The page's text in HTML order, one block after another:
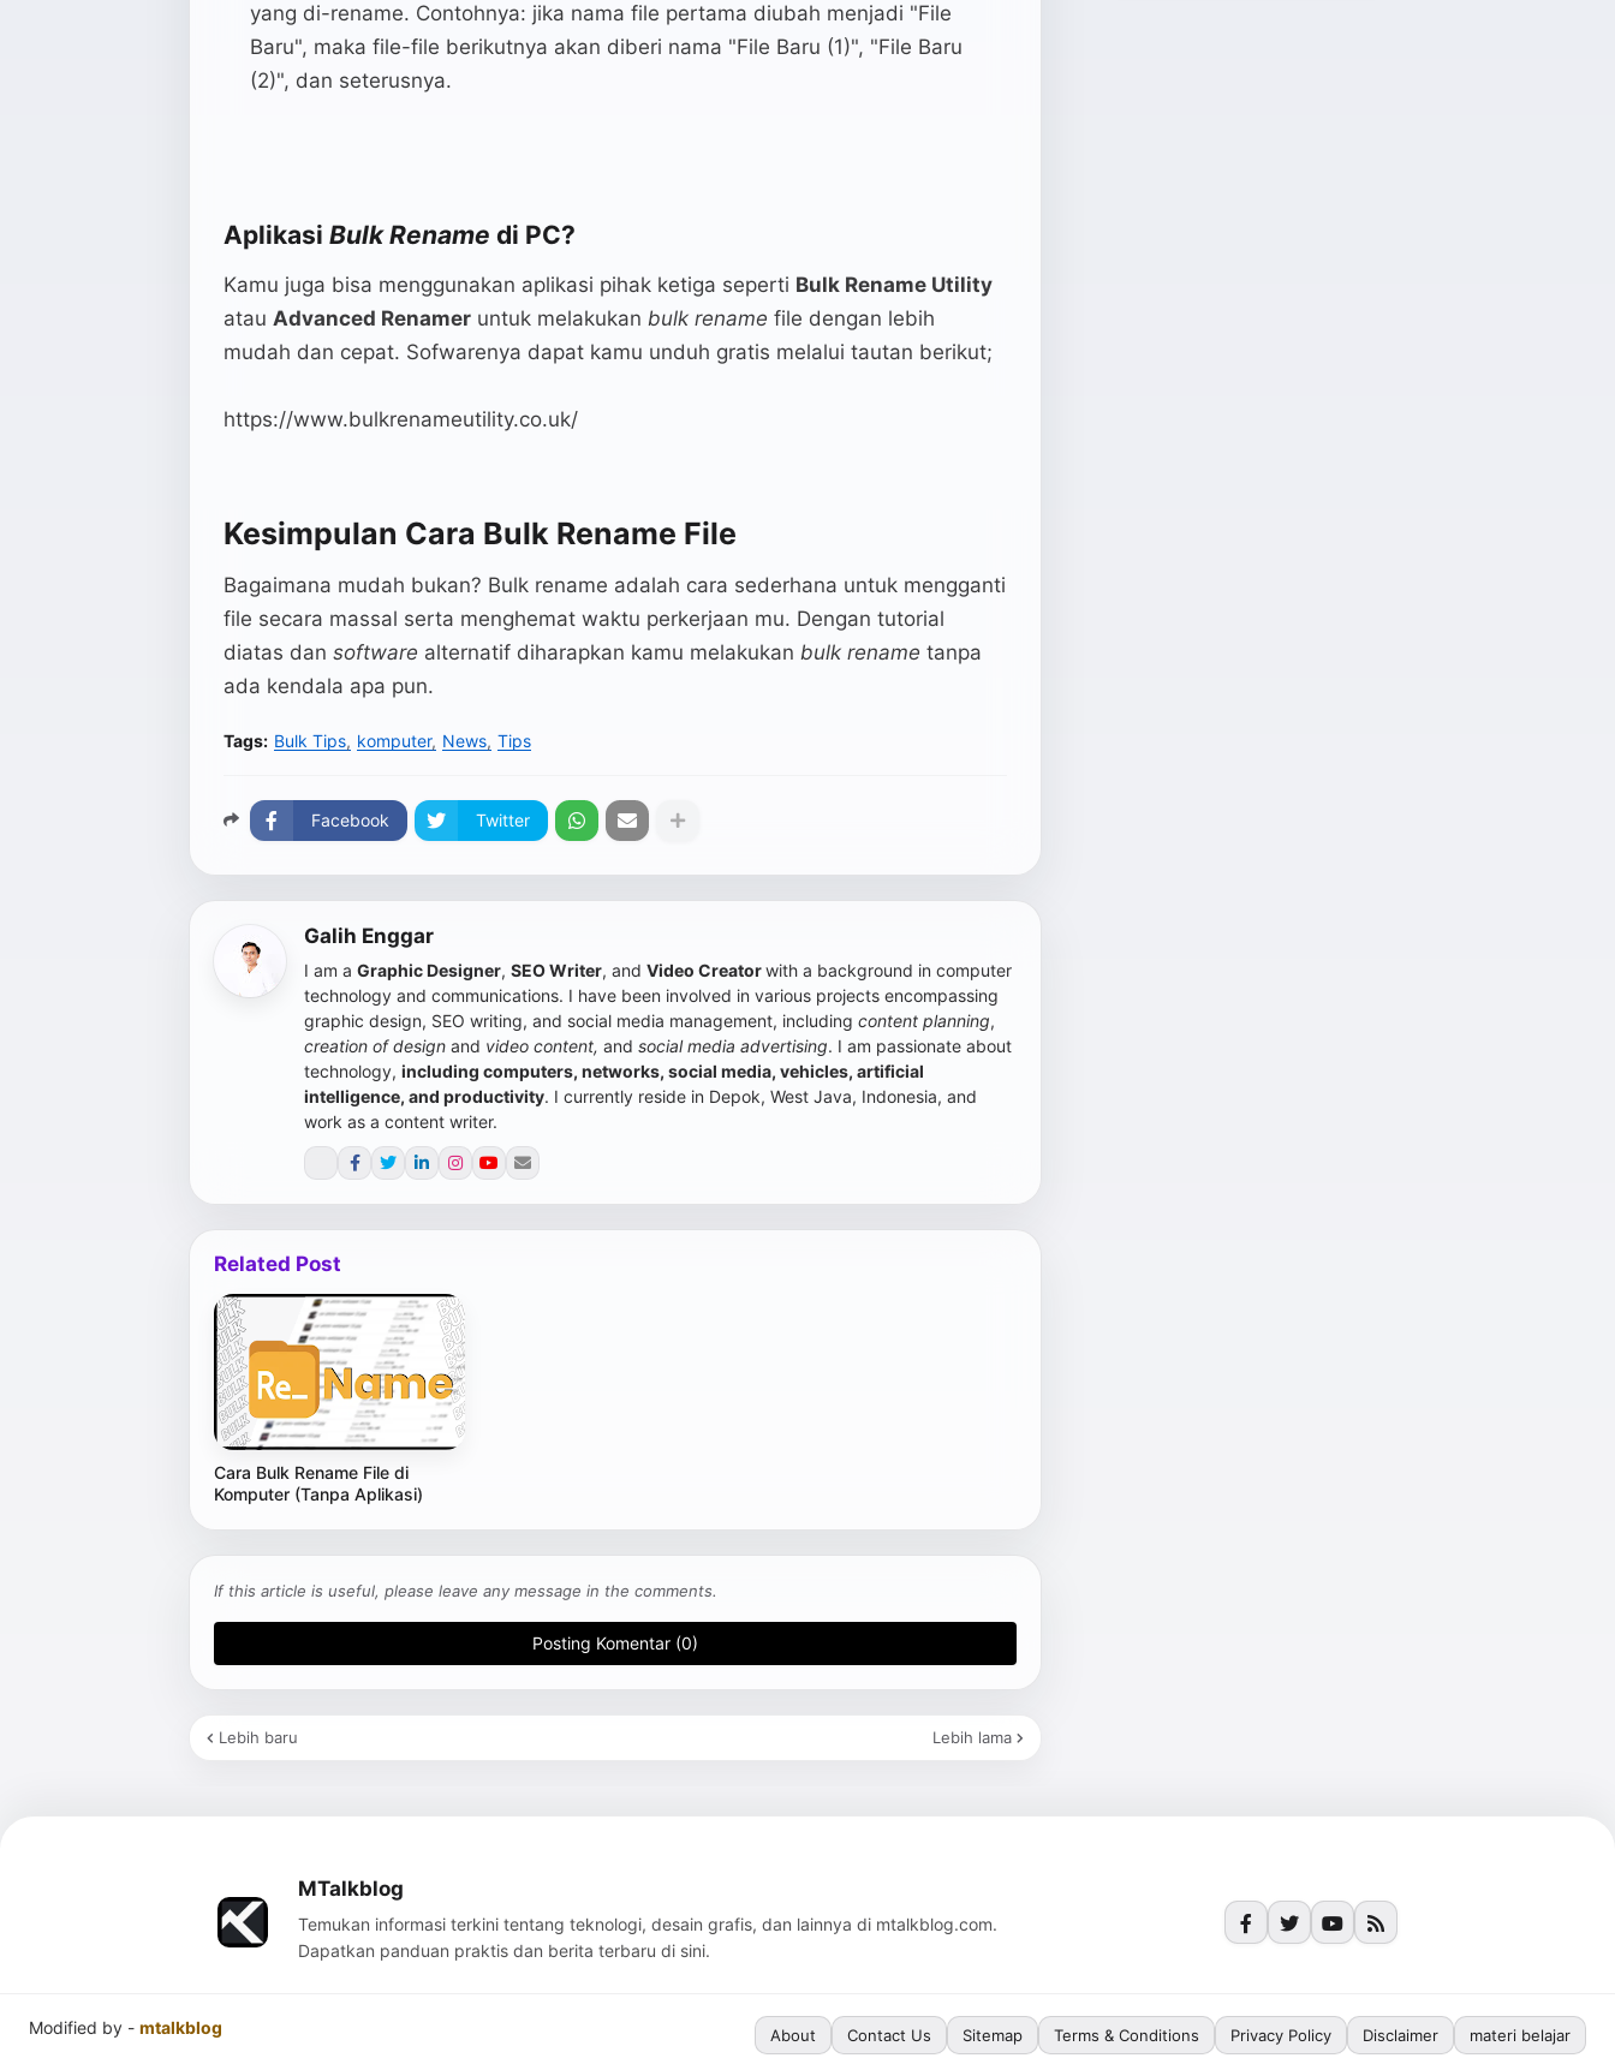
yang di-rename. Contohnya: jika nama file pertama diubah menjadi "File
Baru", maka file-file berikutnya akan diberi nama "File Baru (1)", "File Baru
(2)", dan seterusnya.
Aplikasi Bulk Rename di PC?
Kamu juga bisa menggunakan aplikasi pihak ketiga seperti Bulk Rename Utility
atau Advanced Renamer untuk melakukan bulk rename file dengan lebih
mudah dan cepat. Sofwarenya dapat kamu unduh gratis melalui tautan berikut;
https://www.bulkrenameutility.co.uk/
Kesimpulan Cara Bulk Rename File
Bagaimana mudah bukan? Bulk rename adalah cara sederhana untuk mengganti
file secara massal serta menghemat waktu perkerjaan mu. Dengan tutorial
diatas dan software alternatif diharapkan kamu melakukan bulk rename tanpa
ada kendala apa pun.
Tags: Bulk Tips komputer News Tips
Facebook Twitter
Galih Enggar
I am a Graphic Designer, SEO Writer, and Video Creatorwith a background in computer
technology and communications. I have been involved in various projects encompassing
graphic design, SEO writing, and social media management, including content planning,
creation of design and video content, and social media advertising. I am passionate about
technology, including computers, networks, social media, vehicles, artificial
intelligence, and productivity. I currently reside in Depok, West Java, Indonesia, and
work as a content writer.
Related Post
Cara Bulk Rename File di
Komputer (Tanpa Aplikasi)
If this article is useful, please leave any message in the comments.
Posting Komentar (0)
Lebih baru Lebih lama
MTalkblog
Temukan informasi terkini tentang teknologi, desain grafis, dan lainnya di mtalkblog.com.
Dapatkan panduan praktis dan berita terbaru di sini.
Modified by - mtalkblog About Contact Us Sitemap Terms & Conditions Privacy Policy Disclaimer materi belajar